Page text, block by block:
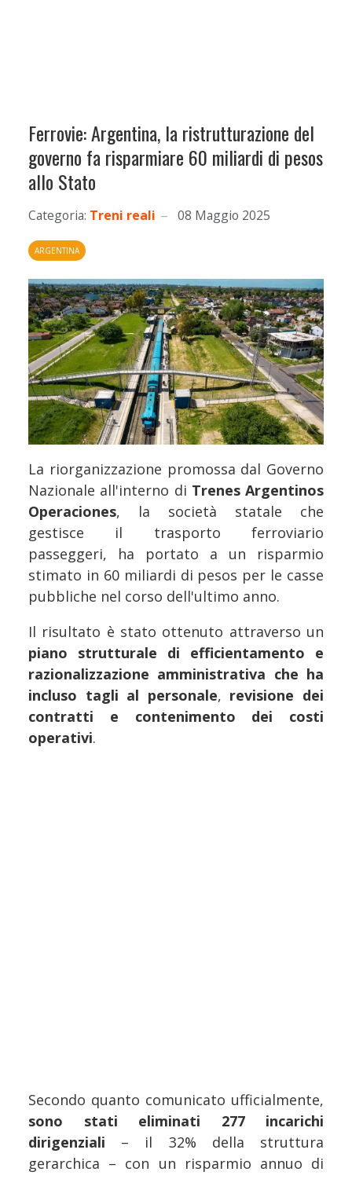
Ferrovie: Argentina, la ristrutturazione del
governo fa risparmiare 60 miliardi di pesos
allo Stato
Categoria: Treni reali 08 Maggio 2025
ARGENTINA
La riorganizzazione promossa dal Governo
Nazionale all'interno di Trenes Argentinos
Operaciones, la società statale che
gestisce il trasporto ferroviario
passeggeri, ha portato a un risparmio
stimato in 60 miliardi di pesos per le casse
pubbliche nel corso dell'ultimo anno.
Il risultato è stato ottenuto attraverso un
piano strutturale di efficientamento e
razionalizzazione amministrativa che ha
incluso tagli al personale, revisione dei
contratti e contenimento dei costi
operativi.
Secondo quanto comunicato ufficialmente,
sono stati eliminati 277 incarichi
dirigenziali – il 32% della struttura
gerarchica – con un risparmio annuo di